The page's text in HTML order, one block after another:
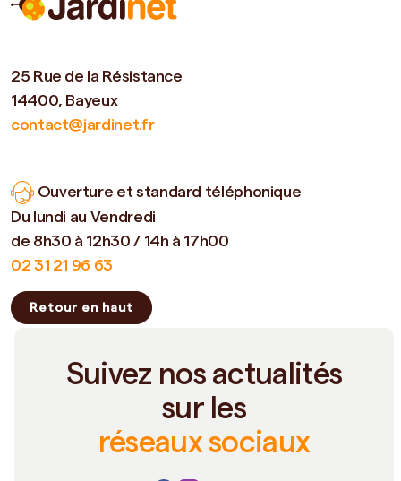
25 Rue de la Résistance
14400, Bayeux
contact@jardinet.fr
Ouverture et standard téléphonique
Du lundi au Vendredi
de 8h30 à 12h30 / 14h à 17h00
02 31 21 96 63
Retour en haut
Suivez nos actualités
sur les
réseaux sociaux